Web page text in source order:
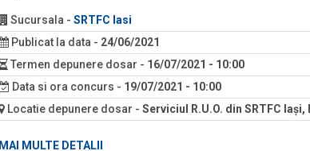
Sucursala - SRTFC Iasi
Publicat la data - 24/06/2021
Termen depunere dosar - 16/07/2021 - 10:00
Data si ora concurs - 19/07/2021 - 10:00
Locatie depunere dosar - Serviciul R.U.O. din SRTFC
MAI MULTE DETALII